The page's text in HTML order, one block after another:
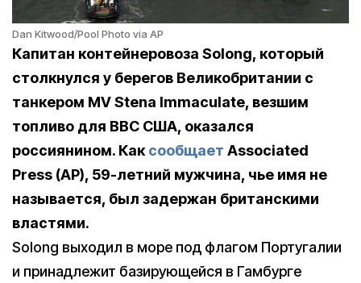
Dan Kitwood/Pool Photo via AP
Капитан контейнеровоза Solong, который
столкнулся у берегов Великобритании с
танкером MV Stena Immaculate, везшим
топливо для ВВС США, оказался
россиянином. Каксообщает Associated
Press (AP), 59-летний мужчина, чье имя не
называется, был задержан британскими
властями.
Solong выходил в море под флагом Португалии
и принадлежит базирующейся в Гамбурге